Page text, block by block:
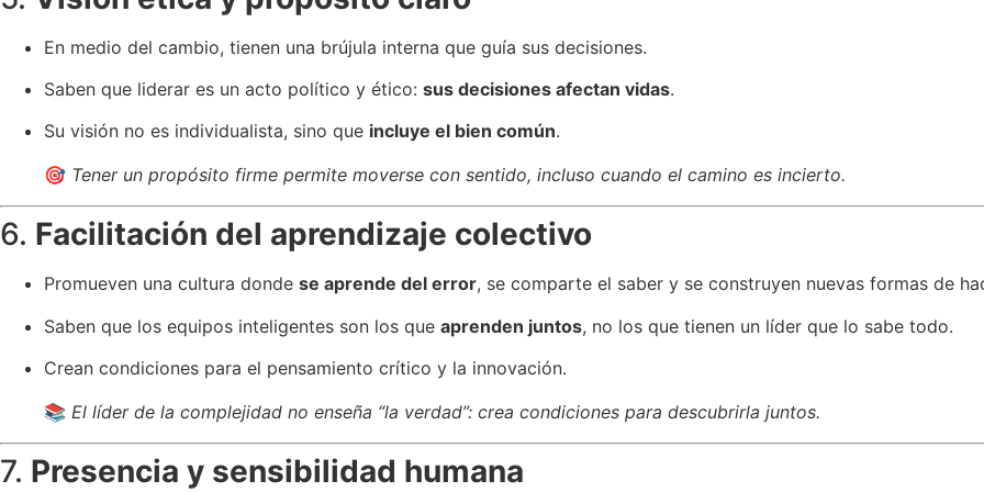
En medio del cambio, tienen una brújula interna que guía sus decisiones.
Saben que liderar es un acto político y ético: sus decisiones afectan vidas.
Su visión no es individualista, sino que incluye el bien común.
🎯 Tener un propósito firme permite moverse con sentido, incluso cuando el camino es incierto.
6. Facilitación del aprendizaje colectivo
Promueven una cultura donde se aprende del error, se comparte el saber y se construyen nuevas formas de
Saben que los equipos inteligentes son los que aprenden juntos, no los que tienen un líder que lo sabe todo.
Crean condiciones para el pensamiento crítico y la innovación.
📚 El líder de la complejidad no enseña “la verdad”: crea condiciones para descubrirla juntos.
7. Presencia y sensibilidad humana